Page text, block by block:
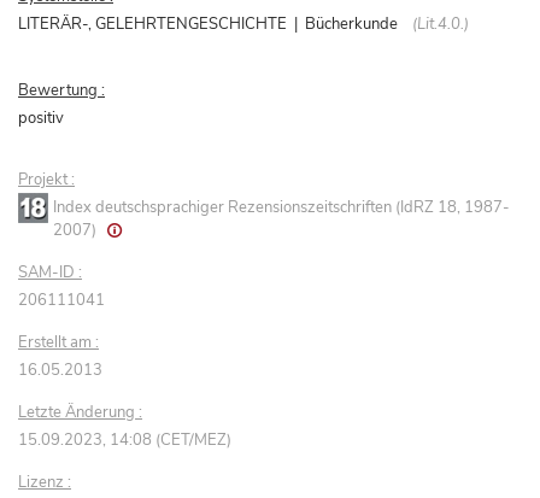
LITERÄR-, GELEHRTENGESCHICHTE | Bücherkunde
(Lit.4.0.)
Bewertung :
positiv
Projekt :
Index deutschsprachiger Rezensionszeitschriften (IdRZ 18, 1987-
2007)
SAM-ID :
206111041
Erstellt am :
16.05.2013
Letzte Änderung :
15.09.2023, 14:08 (CET/MEZ)
Lizenz :